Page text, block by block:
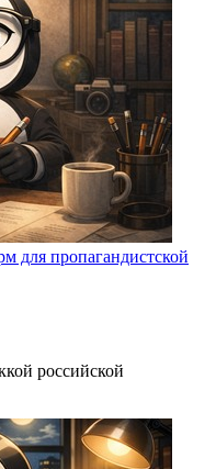
для пропагандистской
российской